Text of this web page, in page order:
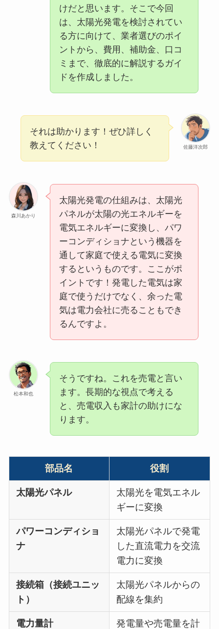
けだと思います。そこで今回
は、太陽光発電を検討されてい
る方に向けて、業者選びのポイ
ントから、費用、補助金、口コ
ミまで、徹底的に解説するガイ
ドを作成しました。
佐藤洋次郎
それは助かります！ぜひ詳しく
教えてください！
森川あかり
太陽光発電の仕組みは、太陽光
パネルが太陽の光エネルギーを
電気エネルギーに変換し、パワ
ーコンディショナという機器を
通して家庭で使える電気に変換
するというものです。ここがポ
イントです！発電した電気は家
庭で使うだけでなく、余った電
気は電力会社に売ることもでき
るんですよ。
松本和也
そうですね。これを売電と言い
ます。長期的な視点で考える
と、売電収入も家計の助けにな
ります。
部品名 役割
太陽光パネル
太陽光を電気エネル
ギーに変換
パワーコンディショ
ナ
太陽光パネルで発電
した直流電力を交流
電力に変換
接続箱（接続ユニッ
ト）
太陽光パネルからの
配線を集約
電力量計
発電量や売電量を計